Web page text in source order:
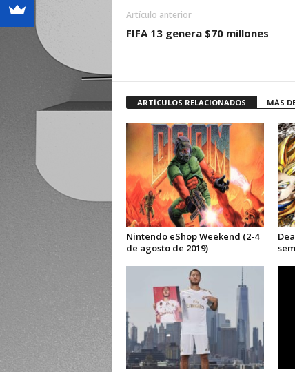
Artículo anterior
FIFA 13 genera $70 millones
ARTÍCULOS RELACIONADOS MÁS
Nintendo eShop Weekend (2-4
de agosto de 2019)